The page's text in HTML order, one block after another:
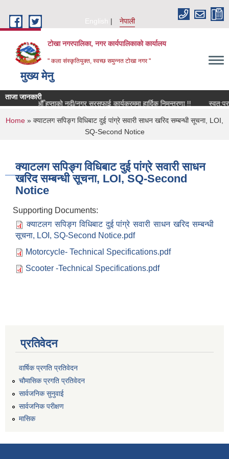
English
नेपाली
टोखा नगरपालिका, नगर कार्यपालिकाको कार्यालय
" कला संस्कृतियुक्त, स्वच्छ समुन्‍नत टोखा नगर "
मुख्य मेनु
ताजा जानकारी
१०९ औँ हप्ताको नदी/नगर सरसफाई कार्यक्रममा हार्दिक निमन्त्रणा !!
You are here
Home » क्याटलग सपिङ्ग विधिबाट दुई पांग्रे सवारी साधन खरिद सम्बन्धी सूचना, LOI,
SQ-Second Notice
क्याटलग सपिङ्ग विधिबाट दुई पांग्रे सवारी साधन
खरिद सम्बन्धी सूचना, LOI, SQ-Second
Notice
Supporting Documents:
क्याटलग सपिङ्ग विधिबाट दुई पांग्रे सवारी साधन खरिद सम्बन्धी
सूचना, LOI, SQ-Second Notice.pdf
Motorcycle- Technical Specifications.pdf
Scooter -Technical Specifications.pdf
प्रतिवेदन
वार्षिक प्रगति प्रतिवेदन
चौमासिक प्रगति प्रतिवेदन
सार्वजनिक सुनुवाई
सार्वजनिक परीक्षण
मासिक